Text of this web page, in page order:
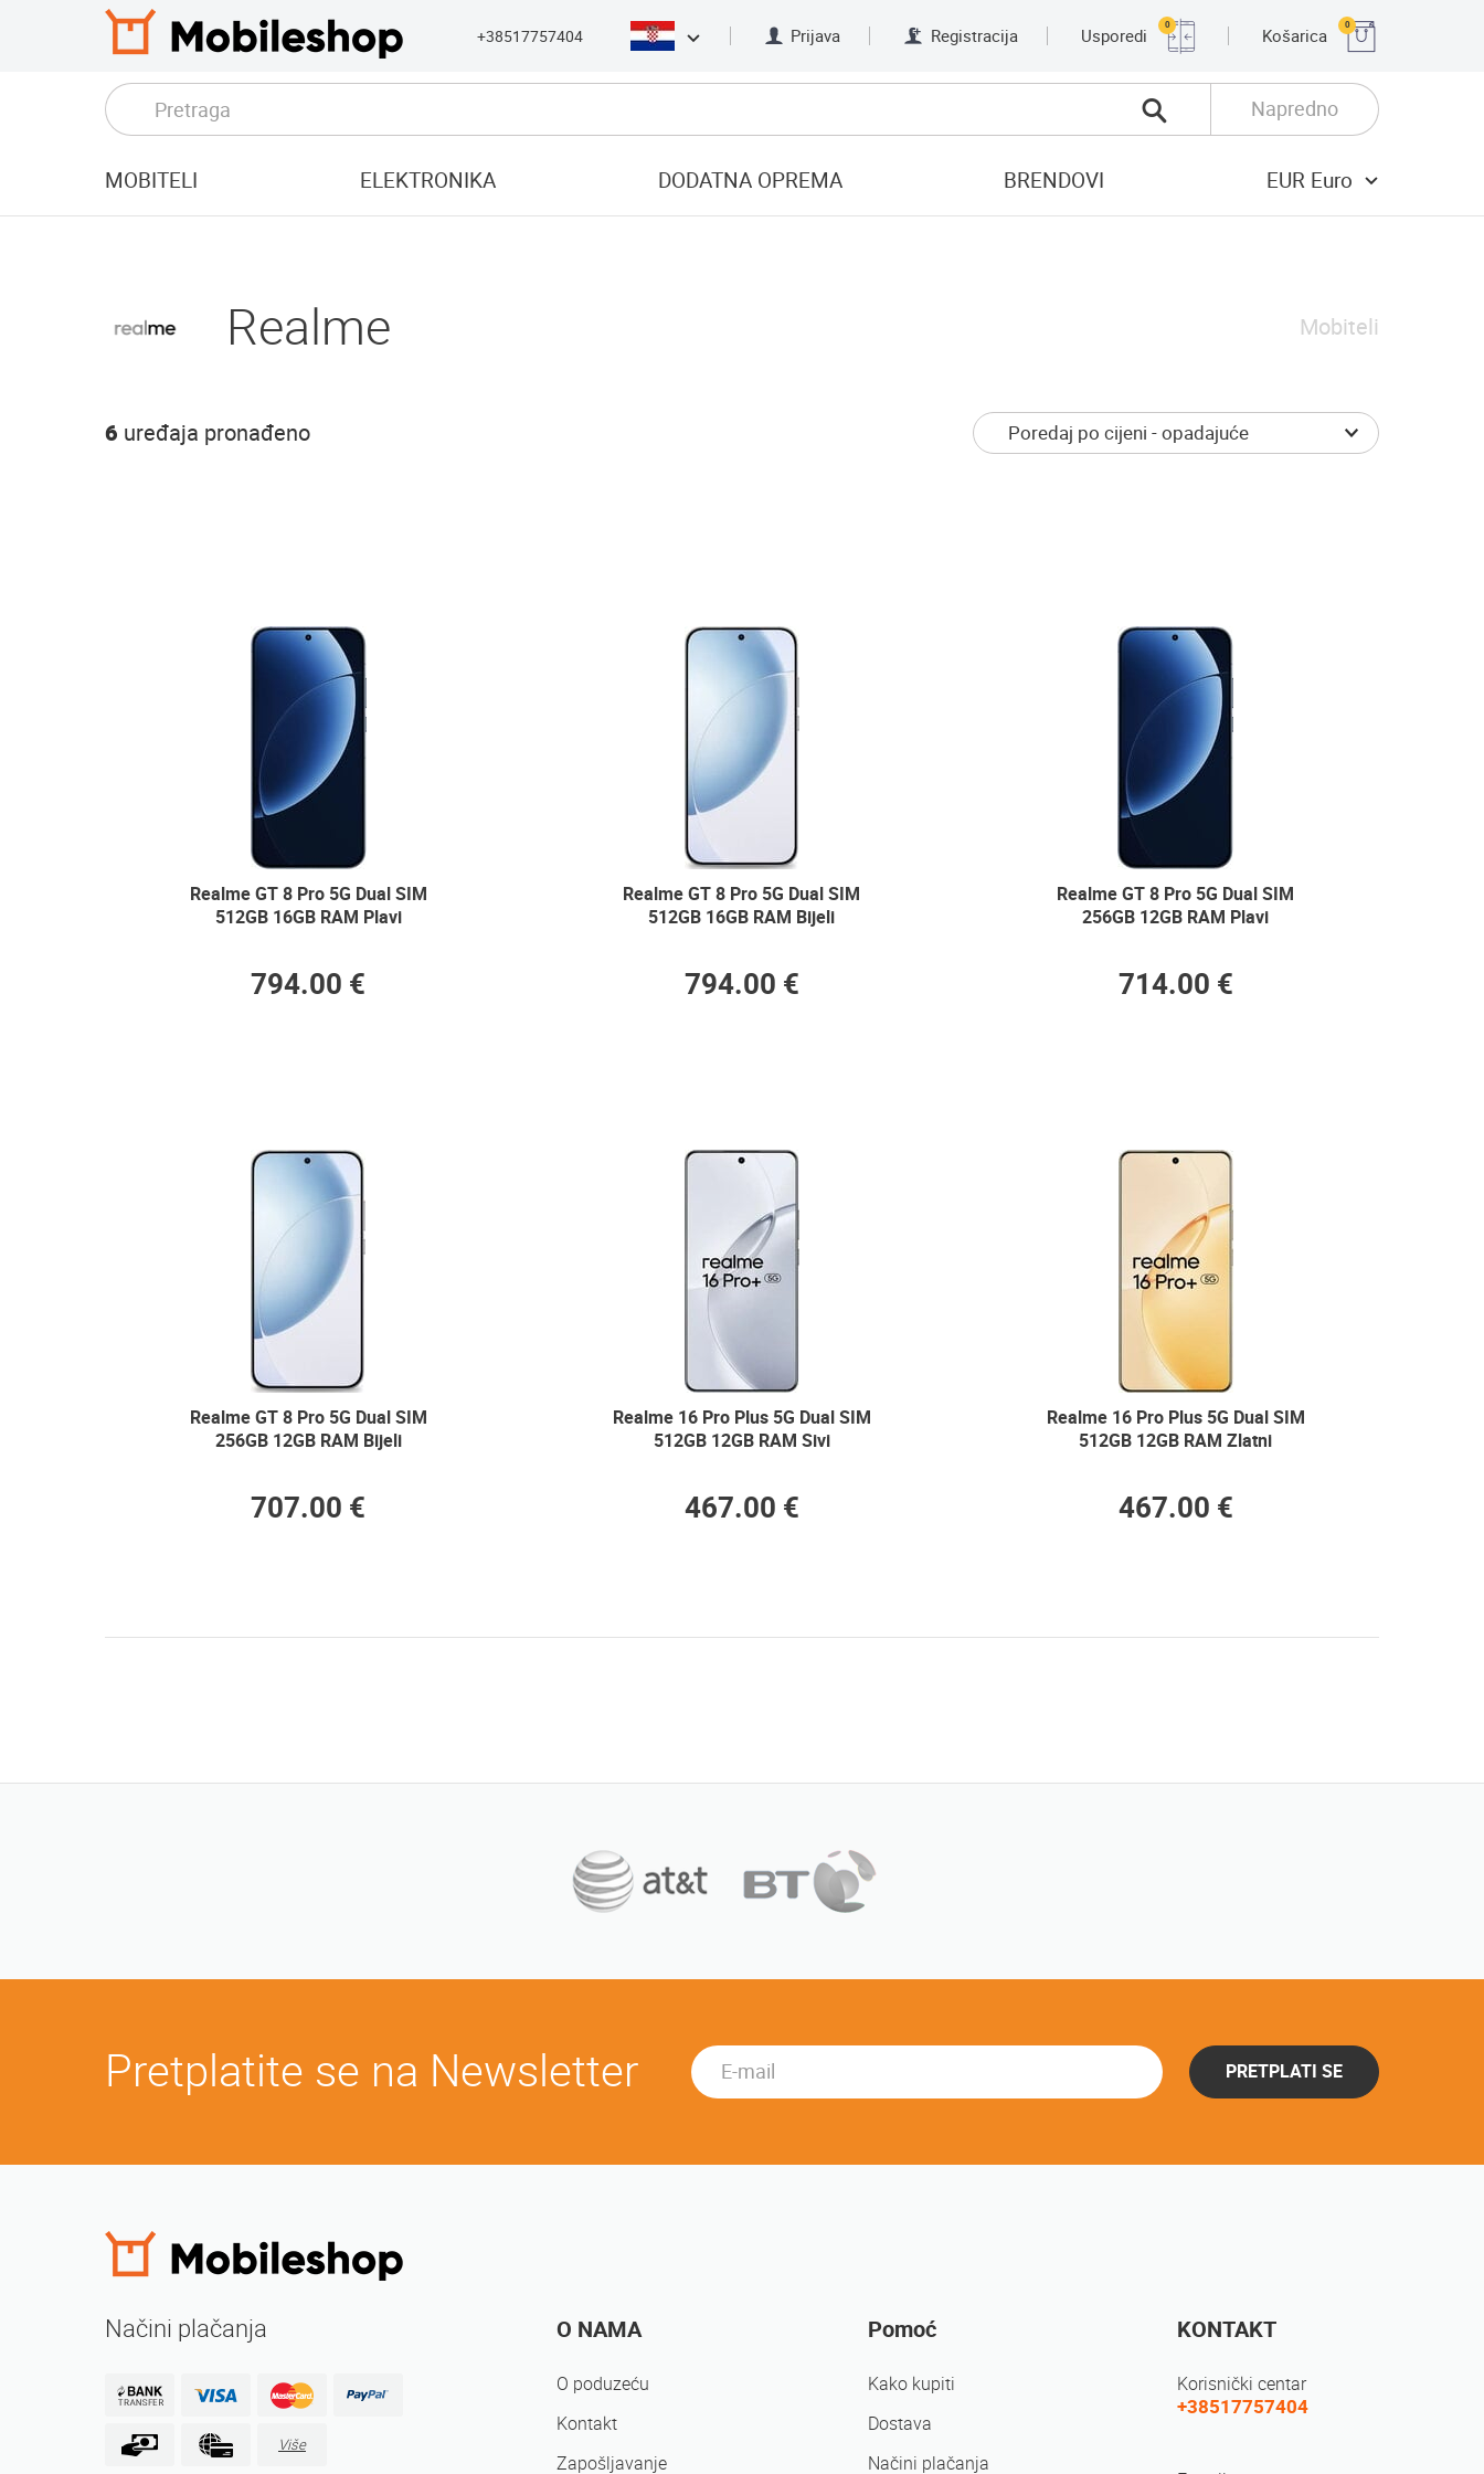
+38517757404 Prijava Registracija Usporedi
0
Košarica
0
Napredno
MOBITELI ELEKTRONIKA DODATNA OPREMA BRENDOVI EUR Euro
Realme Mobiteli
6 uređaja pronađeno
Realme GT 8 Pro 5G Dual SIM
512GB 16GB RAM Plavi
794.00 €
Realme GT 8 Pro 5G Dual SIM
512GB 16GB RAM Bijeli
794.00 €
Realme GT 8 Pro 5G Dual SIM
256GB 12GB RAM Plavi
714.00 €
Realme GT 8 Pro 5G Dual SIM
256GB 12GB RAM Bijeli
707.00 €
Realme 16 Pro Plus 5G Dual SIM
512GB 12GB RAM Sivi
467.00 €
Realme 16 Pro Plus 5G Dual SIM
512GB 12GB RAM Zlatni
467.00 €
Pretplatite se na Newsletter PRETPLATI SE
Načini plačanja
Više
O NAMA
O poduzeću
Kontakt
Zapošljavanje
Pomoć
Kako kupiti
Dostava
Načini plačanja
KONTAKT
Korisnički centar
+38517757404